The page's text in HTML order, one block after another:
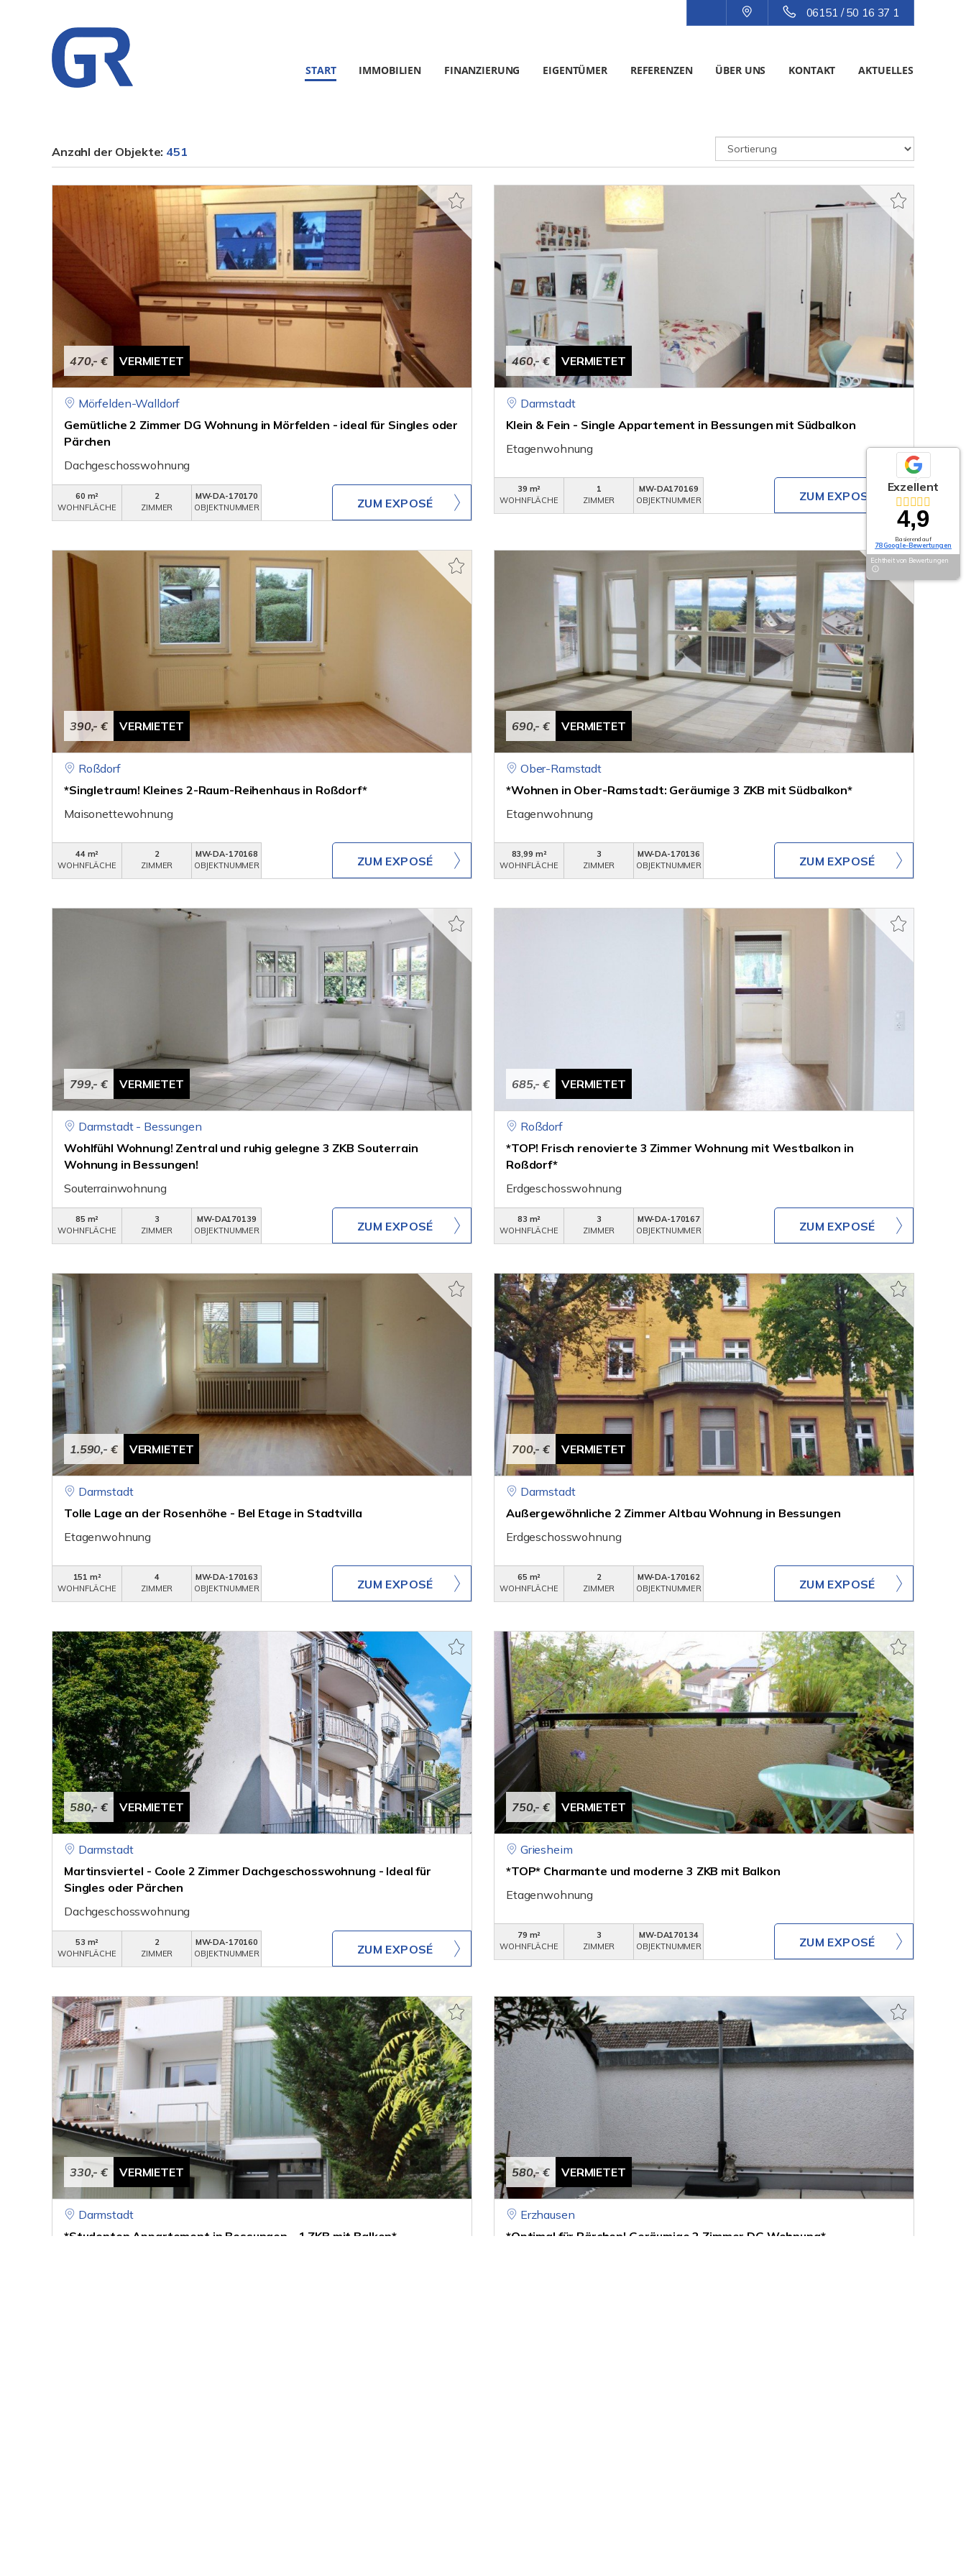
06151 / 50 16 37 1
START IMMOBILIEN FINANZIERUNG EIGENTÜMER REFERENZEN ÜBER UNS KONTAKT AKTUELLES
Anzahl der Objekte: 451
470,- € VERMIETET
Mörfelden-Walldorf
Gemütliche 2 Zimmer DG Wohnung in Mörfelden - ideal für Singles oder
Pärchen
Dachgeschosswohnung
60 m²
WOHNFLÄCHE
2
ZIMMER
MW-DA-170170
OBJEKTNUMMER
ZUM EXPOSÉ
460,- € VERMIETET
Darmstadt
Klein & Fein - Single Appartement in Bessungen mit Südbalkon
Etagenwohnung
39 m²
WOHNFLÄCHE
1
ZIMMER
MW-DA170169
OBJEKTNUMMER
ZUM EXPOSÉ
390,- € VERMIETET
Roßdorf
*Singletraum! Kleines 2-Raum-Reihenhaus in Roßdorf*
Maisonettewohnung
44 m²
WOHNFLÄCHE
2
ZIMMER
MW-DA-170168
OBJEKTNUMMER
ZUM EXPOSÉ
690,- € VERMIETET
Ober-Ramstadt
*Wohnen in Ober-Ramstadt: Geräumige 3 ZKB mit Südbalkon*
Etagenwohnung
83,99 m²
WOHNFLÄCHE
3
ZIMMER
MW-DA-170136
OBJEKTNUMMER
ZUM EXPOSÉ
799,- € VERMIETET
Darmstadt - Bessungen
Wohlfühl Wohnung! Zentral und ruhig gelegne 3 ZKB Souterrain
Wohnung in Bessungen!
Souterrainwohnung
85 m²
WOHNFLÄCHE
3
ZIMMER
MW-DA170139
OBJEKTNUMMER
ZUM EXPOSÉ
685,- € VERMIETET
Roßdorf
*TOP! Frisch renovierte 3 Zimmer Wohnung mit Westbalkon in
Roßdorf*
Erdgeschosswohnung
83 m²
WOHNFLÄCHE
3
ZIMMER
MW-DA-170167
OBJEKTNUMMER
ZUM EXPOSÉ
1.590,- € VERMIETET
Darmstadt
Tolle Lage an der Rosenhöhe - Bel Etage in Stadtvilla
Etagenwohnung
151 m²
WOHNFLÄCHE
4
ZIMMER
MW-DA-170163
OBJEKTNUMMER
ZUM EXPOSÉ
700,- € VERMIETET
Darmstadt
Außergewöhnliche 2 Zimmer Altbau Wohnung in Bessungen
Erdgeschosswohnung
65 m²
WOHNFLÄCHE
2
ZIMMER
MW-DA-170162
OBJEKTNUMMER
ZUM EXPOSÉ
580,- € VERMIETET
Darmstadt
Martinsviertel - Coole 2 Zimmer Dachgeschosswohnung - Ideal für
Singles oder Pärchen
Dachgeschosswohnung
53 m²
WOHNFLÄCHE
2
ZIMMER
MW-DA-170160
OBJEKTNUMMER
ZUM EXPOSÉ
750,- € VERMIETET
Griesheim
*TOP* Charmante und moderne 3 ZKB mit Balkon
Etagenwohnung
79 m²
WOHNFLÄCHE
3
ZIMMER
MW-DA170134
OBJEKTNUMMER
ZUM EXPOSÉ
330,- € VERMIETET
Darmstadt
*Studenten Appartement in Bessungen - 1 ZKB mit Balkon*
580,- € VERMIETET
Erzhausen
*Optimal für Pärchen! Geräumige 2 Zimmer DG Wohnung*
Exzellent
4,9
Basierend auf
78 Google-Bewertungen
Echtheit von Bewertungen